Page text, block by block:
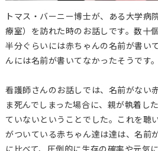
トマス・バーニー博士が、ある大学病
療室）を訪れた時のお話しです。数十
半分ぐらいには赤ちゃんの名前が書い
んには名前が書いてなかったそうです。
看護師さんのお話しでは、名前がない
ま死んでしまった場合に、親が執着し
ていないということでした。これを聴
がついている赤ちゃん達は達は、名前